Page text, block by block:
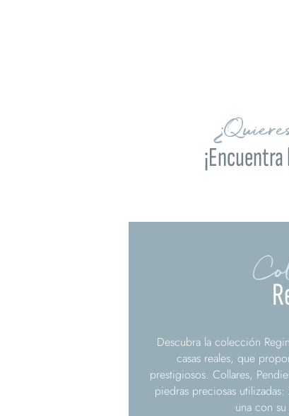
Descubra la colección
casas reales, que
prestigiosos. Collares,
piedras preciosas
una con